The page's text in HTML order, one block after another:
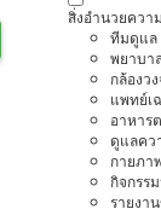
สิ่งอำนวยควา
ทีมดูแล
พยาบา
กล้องว
แพทย์เ
อาหาร
ดูแลคว
กายภา
กิจกรร
รายงา